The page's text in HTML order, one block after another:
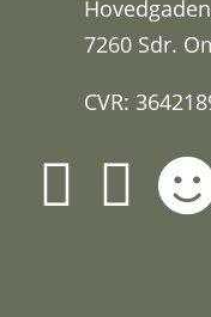
7260 Sdr.
CVR:
 